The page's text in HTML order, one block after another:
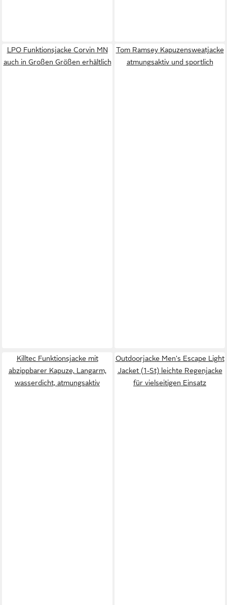
LPO Funktionsjacke Corvin MN
auch in Großen Größen erhältlich
Tom Ramsey Kapuzensweatjacke
atmungsaktiv und sportlich
Killtec Funktionsjacke mit
abzippbarer Kapuze, Langarm,
wasserdicht, atmungsaktiv
Outdoorjacke Men's Escape Light
Jacket (1-St) leichte Regenjacke
für vielseitigen Einsatz